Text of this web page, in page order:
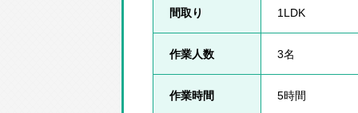
間取り 1LDK
作業人数 3名
作業時間 5時間